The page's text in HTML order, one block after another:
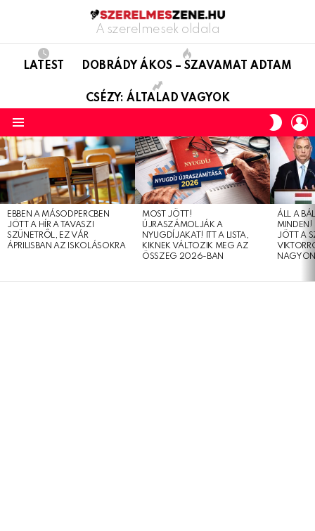
A szerelmesek oldala
LATEST DOBRÁDY ÁKOS – SZAVAMAT ADTAM
CSÉZY: ÁLTALAD VAGYOK
SKIN
LATEST
STORIES
EBBEN A MÁSODPERCBEN
JÖTT A HÍR A TAVASZI
SZÜNETRŐL, EZ VÁR
ÁPRILISBAN AZ ISKOLÁSOKRA
MOST JÖTT!
ÚJRASZÁMOLJÁK A
NYUGDÍJAKAT! ITT A LISTA,
KIKNEK VÁLTOZIK MEG AZ
ÖSSZEG 2026-BAN
ÁLL A
MINDEN!
JÖTT A